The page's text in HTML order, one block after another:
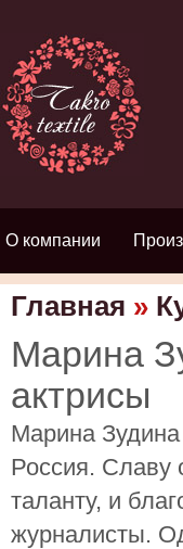
О компании
Главная »
Марина
актрисы
Марина
Россия. Славу
таланту, и
журналисты.